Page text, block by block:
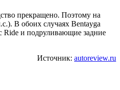
прекращено. Поэтому на
В обоих случаях Bentayga
Ride и подруливающие задние
Источник: autoreview.ru